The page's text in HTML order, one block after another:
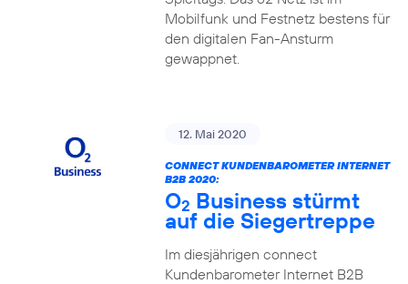
Mobilfunk und Festnetz bestens für
den digitalen Fan-Ansturm
gewappnet.
12. Mai 2020
CONNECT KUNDENBAROMETER INTERNET
B2B 2020:
O2 Business stürmt
auf die Siegertreppe
Im diesjährigen connect
Kundenbarometer Internet B2B